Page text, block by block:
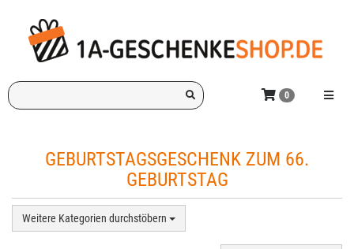
Hauptinhalt
springen
Ich
suche
Menü
0
GEBURTSTAGSGESCHENK ZUM 66.
GEBURTSTAG
Weitere Kategorien durchstöbern